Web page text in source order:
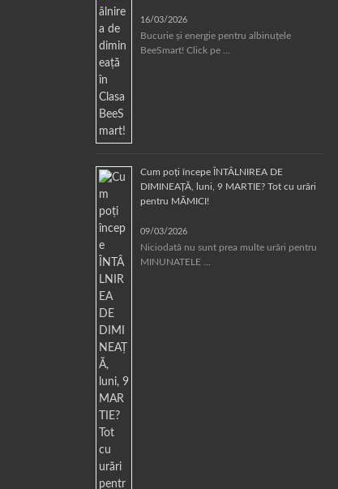
16/03/2026
Bucurie și energie pentru albinuțele
BeeSmart! Click pe …
Cum poți începe ÎNTÂLNIREA DE
DIMINEAȚĂ, luni, 9 MARTIE? Tot cu urări
pentru MĂMICI!
09/03/2026
Niciodată nu sunt prea multe urări pentru
MINUNATELE …